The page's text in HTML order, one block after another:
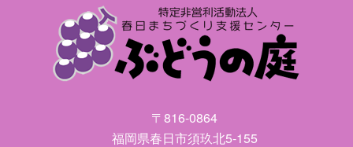
〒816-0864
福岡県春日市須玖北5-155